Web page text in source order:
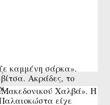
καμμένη σάρκα».
Ακράδες, το
Χαλβά». Η
είχε